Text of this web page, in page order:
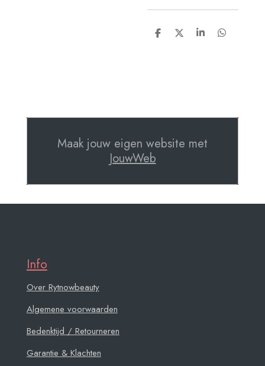
D
D
S
D
Maak jouw eigen website met
JouwWeb
Info
Over Rytnowbeauty
Algemene voorwaarden
Bedenktijd / Retourneren
Garantie & Klachten